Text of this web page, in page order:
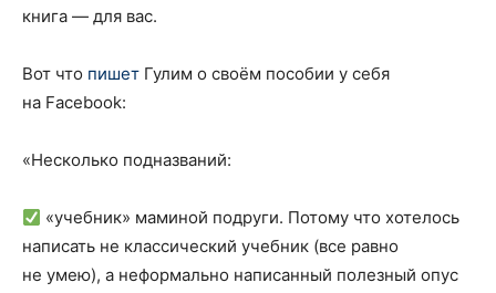
книга — для вас.
Вот что пишет Гулим о своём пособии у себя
на Facebook:
«Несколько подназваний:
«учебник» маминой подруги. Потому что хотелось
написать не классический учебник (все равно
не умею), а неформально написанный полезный опус